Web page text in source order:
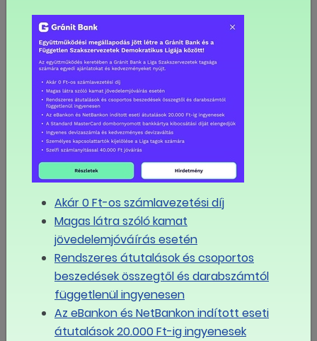
LINK MÁSOLÁSA
A LIGA a sajtóban
Jól jön most a nyári leállás, de nem bírják hetekig a
vállalatok a szakszervezetek szerint
A szakszervezetek a tagdíjbeszedési rendszer
Öt szakszervezeti szövetség írt levelet a
miniszterelnöknek
Magyarországon a munkáltató bármilyen hőségben
dolgoztathat
8,5 órán át sztrájkoltak a szegedi fejlesztők is
Akár 0 Ft-os számlavezetési díj
Magas látra szóló kamat
jövedelemjóváírás esetén
Rendszeres átutalások és csoportos
beszedések összegtől és darabszámtól
függetlenül ingyenesen
Az eBankon és NetBankon indított eseti
átutalások 20.000 Ft-ig ingyenesek